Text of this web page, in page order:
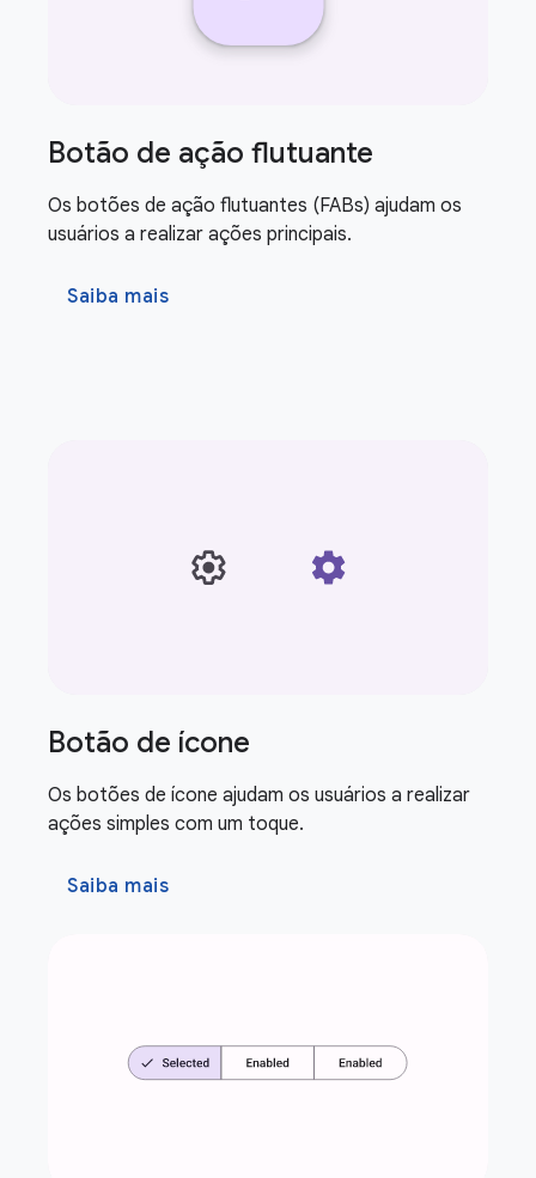
Botão de ação flutuante
Os botões de ação flutuantes (FABs) ajudam os
usuários a realizar ações principais.
Saiba mais
Botão de ícone
Os botões de ícone ajudam os usuários a realizar
ações simples com um toque.
Saiba mais